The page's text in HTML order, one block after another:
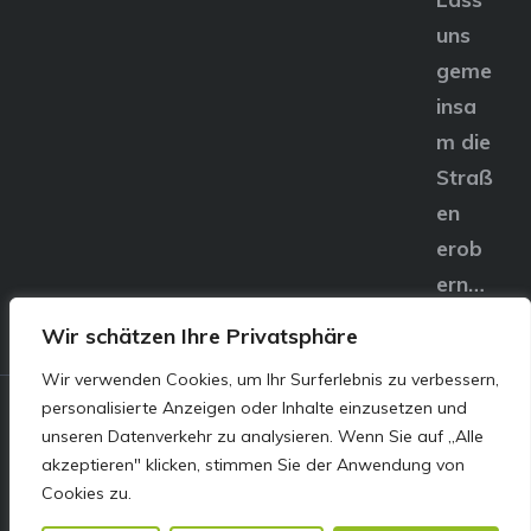
Wir schätzen Ihre Privatsphäre
Wir verwenden Cookies, um Ihr Surferlebnis zu verbessern,
personalisierte Anzeigen oder Inhalte einzusetzen und
unseren Datenverkehr zu analysieren. Wenn Sie auf „Alle
akzeptieren" klicken, stimmen Sie der Anwendung von
Cookies zu.
uns
geme
insa
m die
Straß
en
erob
ern…
© E&S Motors GmbH,
Linzer Straße 83 4240
Freistadt